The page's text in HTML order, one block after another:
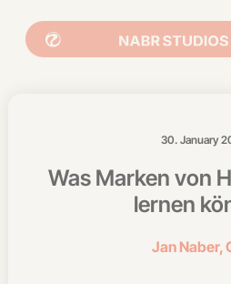
30. January
Was Marken von
lernen
Jan Naber,